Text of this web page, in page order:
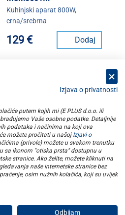
Kuhinjski aparat 800W,
crna/srebrna
129 € Dodaj
Izjava o privatnosti
putem kojih mi (E PLUS d.o.o. ili
Vaše osobne podatke. Detaljnije
podataka i načinima na koji ova
možete pročitati u našoj Izjavi o
(privole) možete u svakom trenutku
sa ikonom "otiska prsta" dostupnu u
stranice. Ako želite, možete kliknuti na
naše internetske stranice bez
osim nužnih kolačića, koji su uvijek
Odbijam